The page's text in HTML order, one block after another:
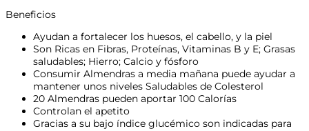
Beneficios
Ayudan a fortalecer los huesos, el cabello, y la piel
Son Ricas en Fibras, Proteínas, Vitaminas B y E; Grasas
saludables; Hierro; Calcio y fósforo
Consumir Almendras a media mañana puede ayudar a
mantener unos niveles Saludables de Colesterol
20 Almendras pueden aportar 100 Calorías
Controlan el apetito
Gracias a su bajo índice glucémico son indicadas para